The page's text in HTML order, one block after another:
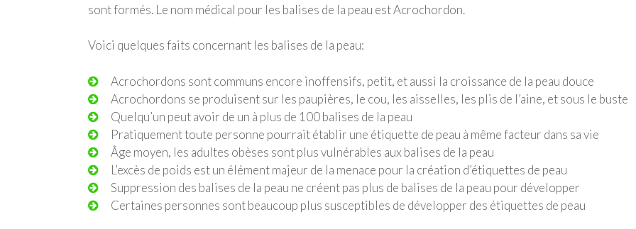
sont formés. Le nom médical pour les balises de la peau est Acrochordon.
Voici quelques faits concernant les balises de la peau:
Acrochordons sont communs encore inoffensifs, petit, et aussi la croissance de la peau douce
Acrochordons se produisent sur les paupières, le cou, les aisselles, les plis de l’aine, et sous le buste
Quelqu’un peut avoir de un à plus de 100 balises de la peau
Pratiquement toute personne pourrait établir une étiquette de peau à même facteur dans sa vie
Âge moyen, les adultes obèses sont plus vulnérables aux balises de la peau
L’excès de poids est un élément majeur de la menace pour la création d’étiquettes de peau
Suppression des balises de la peau ne créent pas plus de balises de la peau pour développer
Certaines personnes sont beaucoup plus susceptibles de développer des étiquettes de peau